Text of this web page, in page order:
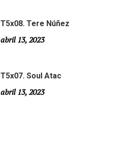
T5x08. Tere Núñez
abril 13, 2023
T5x07. Soul Atac
abril 13, 2023